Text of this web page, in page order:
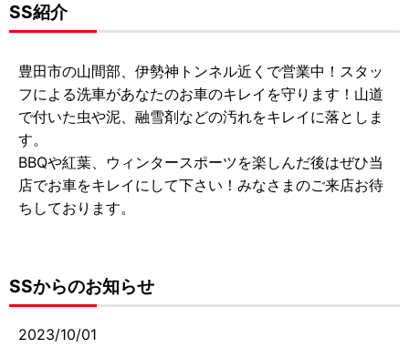
SS紹介
豊田市の山間部、伊勢神トンネル近くで営業中！スタッ
フによる洗車があなたのお車のキレイを守ります！山道
で付いた虫や泥、融雪剤などの汚れをキレイに落としま
す。
BBQや紅葉、ウィンタースポーツを楽しんだ後はぜひ当
店でお車をキレイにして下さい！みなさまのご来店お待
ちしております。
SSからのお知らせ
2023/10/01